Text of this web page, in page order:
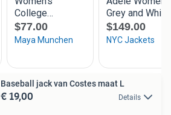
Baseball jack van Costes maat L
€ 19,00 Details